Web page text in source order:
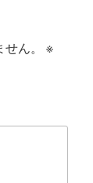
ん。
※